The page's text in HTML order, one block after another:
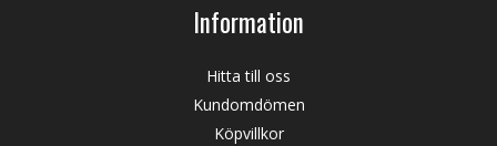
Information
Hitta till oss
Kundomdömen
Köpvillkor